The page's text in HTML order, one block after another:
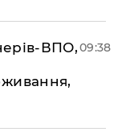
ВПО,09:38